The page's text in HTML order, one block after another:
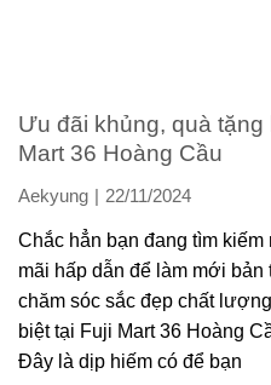
Ưu đãi khủng, quà
Mart 36 Hoàng Cầu
Aekyung 22/11/2024
Chắc hẳn bạn đang tìm
mãi hấp dẫn để làm mới
chăm sóc sắc đẹp chất
biệt tại Fuji Mart 36 Hoàng
Đây là dịp hiếm có để bạn